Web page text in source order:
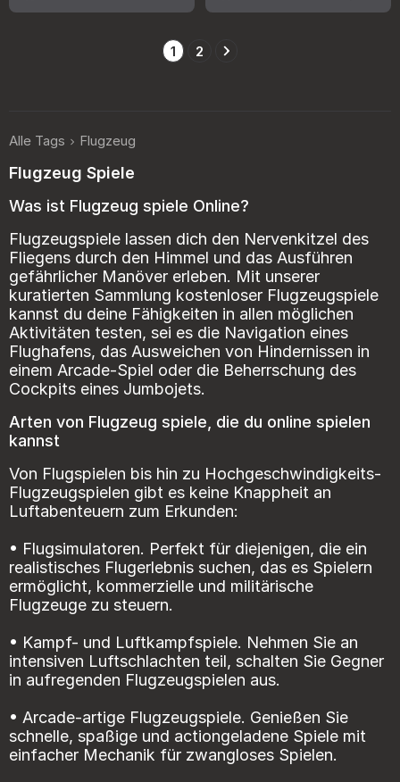
1 2
Alle Tags Flugzeug
Flugzeug Spiele
Was ist Flugzeug spiele Online?
Flugzeugspiele lassen dich den Nervenkitzel des
Fliegens durch den Himmel und das Ausführen
gefährlicher Manöver erleben. Mit unserer
kuratierten Sammlung kostenloser Flugzeugspiele
kannst du deine Fähigkeiten in allen möglichen
Aktivitäten testen, sei es die Navigation eines
Flughafens, das Ausweichen von Hindernissen in
einem Arcade-Spiel oder die Beherrschung des
Cockpits eines Jumbojets.
Arten von Flugzeug spiele, die du online spielen
kannst
Von Flugspielen bis hin zu Hochgeschwindigkeits-
Flugzeugspielen gibt es keine Knappheit an
Luftabenteuern zum Erkunden:
• Flugsimulatoren. Perfekt für diejenigen, die ein
realistisches Flugerlebnis suchen, das es Spielern
ermöglicht, kommerzielle und militärische
Flugzeuge zu steuern.
• Kampf- und Luftkampfspiele. Nehmen Sie an
intensiven Luftschlachten teil, schalten Sie Gegner
in aufregenden Flugzeugspielen aus.
• Arcade-artige Flugzeugspiele. Genießen Sie
schnelle, spaßige und actiongeladene Spiele mit
einfacher Mechanik für zwangloses Spielen.